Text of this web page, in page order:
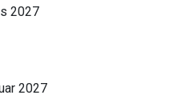
2027
2027